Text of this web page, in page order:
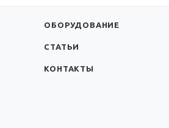
ОБОРУДОВАНИЕ
СТАТЬИ
КОНТАКТЫ